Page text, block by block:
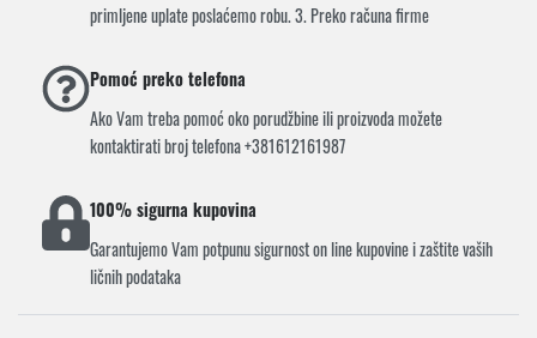
primljene uplate poslaćemo robu. 3. Preko računa firme
Pomoć preko telefona
Ako Vam treba pomoć oko porudžbine ili proizvoda možete
kontaktirati broj telefona +381612161987
100% sigurna kupovina
Garantujemo Vam potpunu sigurnost on line kupovine i zaštite vaših
ličnih podataka